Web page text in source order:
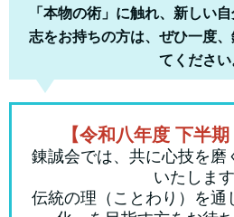
「本物の術」に触れ、新しい
志をお持ちの方は、ぜひ一度
てください
【令和八年度 下半期
錬誠会では、共に心技を磨
いたします
伝統の理（ことわり）を通